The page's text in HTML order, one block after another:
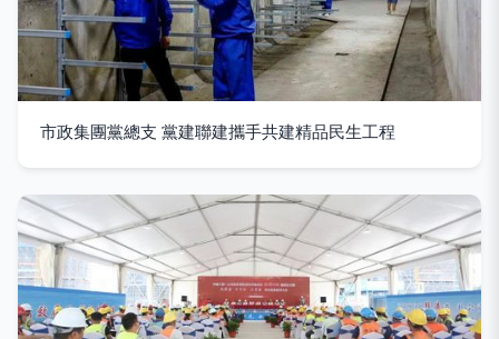
市政集團黨總支 黨建聯建攜手共建精品民生工程